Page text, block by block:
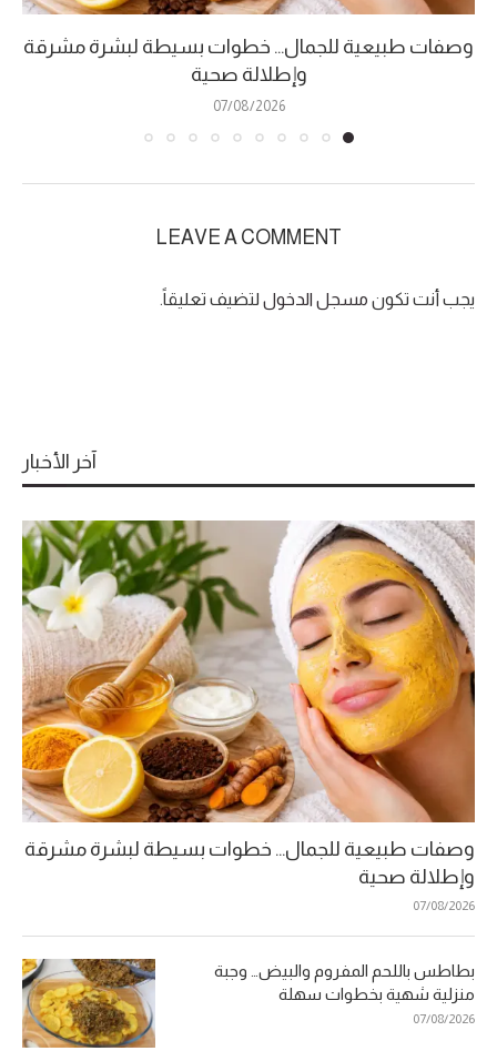
وصفات طبيعية للجمال… خطوات بسيطة لبشرة مشرقة
وإطلالة صحية
07/08/2026
LEAVE A COMMENT
يجب أنت تكون مسجل الدخول لتضيف تعليقاً.
آخر الأخبار
وصفات طبيعية للجمال… خطوات بسيطة لبشرة مشرقة
وإطلالة صحية
07/08/2026
بطاطس باللحم المفروم والبيض… وجبة
منزلية شهية بخطوات سهلة
07/08/2026